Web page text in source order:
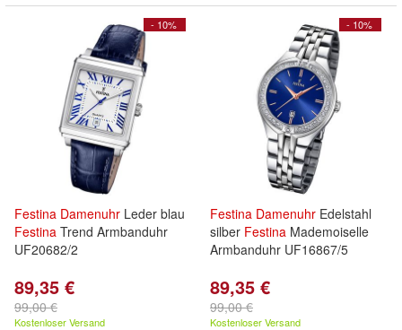
- 10%
Festina Damenuhr Leder blau
Festina Trend Armbanduhr
UF20682/2
89,35 €
99,00 €
Kostenloser Versand
- 10%
Festina Damenuhr Edelstahl
silber Festina Mademoiselle
Armbanduhr UF16867/5
89,35 €
99,00 €
Kostenloser Versand